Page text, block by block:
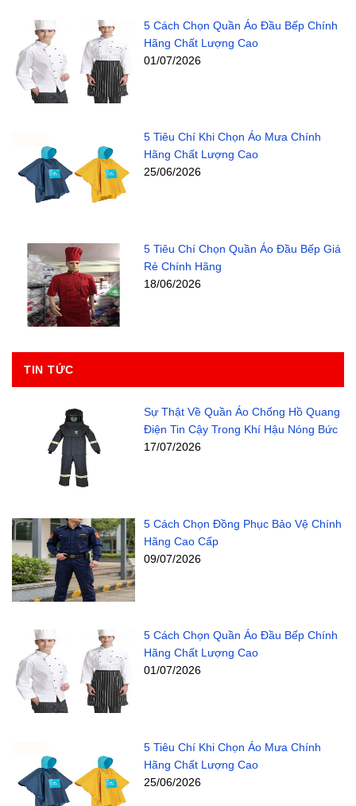
5 Cách Chọn Quần Áo Đầu Bếp Chính
Hãng Chất Lượng Cao
01/07/2026
5 Tiêu Chí Khi Chọn Áo Mưa Chính
Hãng Chất Lượng Cao
25/06/2026
5 Tiêu Chí Chọn Quần Áo Đầu Bếp Giá
Rẻ Chính Hãng
18/06/2026
TIN TỨC
Sự Thật Về Quần Áo Chống Hồ Quang
Điện Tin Cậy Trong Khí Hậu Nóng Bức
17/07/2026
5 Cách Chọn Đồng Phục Bảo Vệ Chính
Hãng Cao Cấp
09/07/2026
5 Cách Chọn Quần Áo Đầu Bếp Chính
Hãng Chất Lượng Cao
01/07/2026
5 Tiêu Chí Khi Chọn Áo Mưa Chính
Hãng Chất Lượng Cao
25/06/2026